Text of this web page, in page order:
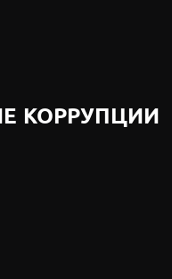
КОРРУПЦИИ